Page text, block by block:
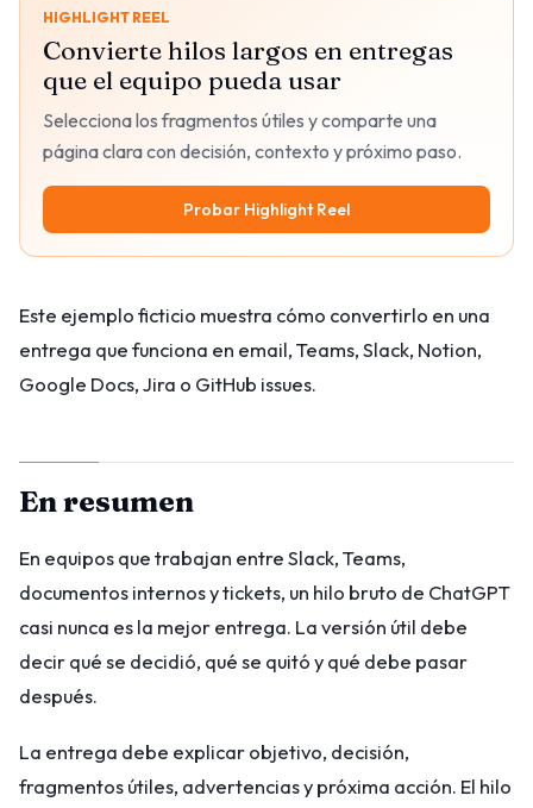
HIGHLIGHT REEL
Convierte hilos largos en entregas
que el equipo pueda usar
Selecciona los fragmentos útiles y comparte una
página clara con decisión, contexto y próximo paso.
Probar Highlight Reel
Este ejemplo ficticio muestra cómo convertirlo en una
entrega que funciona en email, Teams, Slack, Notion,
Google Docs, Jira o GitHub issues.
En resumen
En equipos que trabajan entre Slack, Teams,
documentos internos y tickets, un hilo bruto de ChatGPT
casi nunca es la mejor entrega. La versión útil debe
decir qué se decidió, qué se quitó y qué debe pasar
después.
La entrega debe explicar objetivo, decisión,
fragmentos útiles, advertencias y próxima acción. El hilo